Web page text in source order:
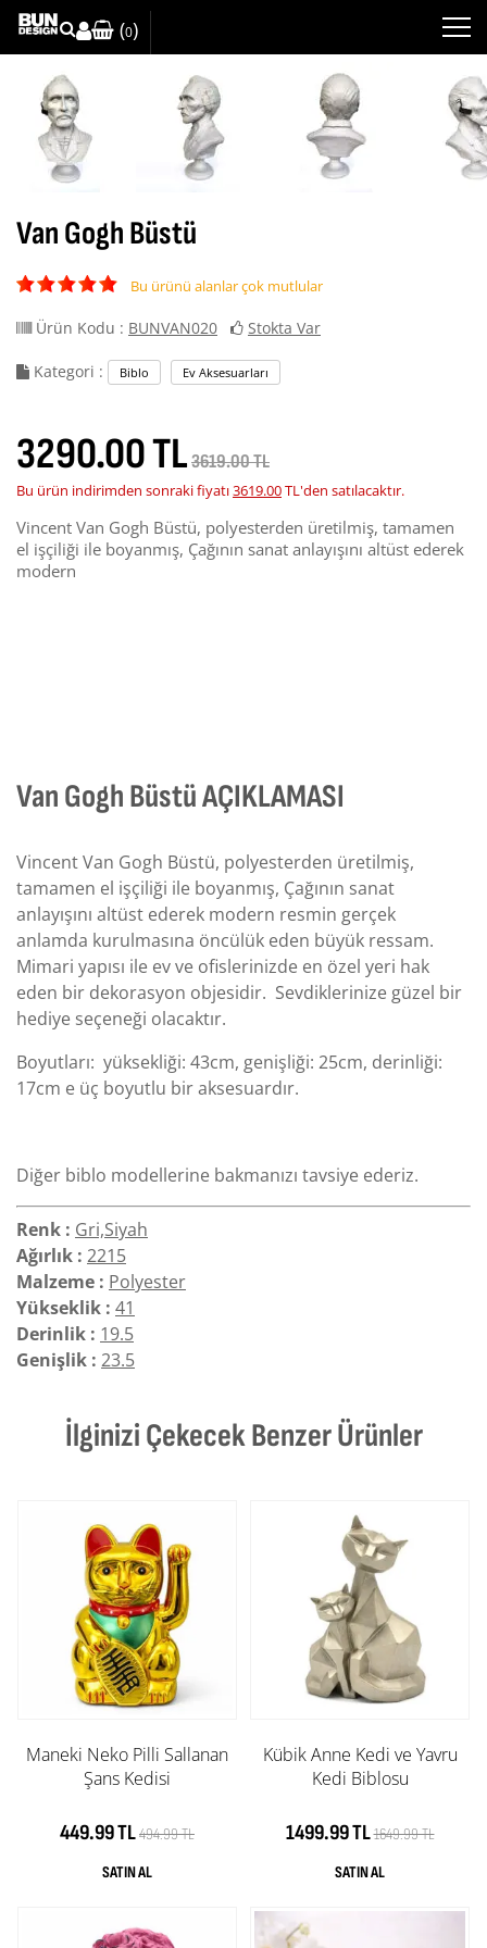
(0)
Van Gogh Büstü
Bu ürünü alanlar çok mutlular
Ürün Kodu : BUNVAN020 Stokta Var
Kategori : Biblo Ev Aksesuarları
3290.00 TL3619.00 TL
Bu ürün indirimden sonraki fiyatı3619.00TL'den satılacaktır.
Vincent Van Gogh Büstü, polyesterden üretilmiş, tamamen
el işçiliği ile boyanmış, Çağının sanat anlayışını altüst ederek
modern
Van Gogh Büstü AÇIKLAMASI
Vincent Van Gogh Büstü, polyesterden üretilmiş,
tamamen el işçiliği ile boyanmış, Çağının sanat
anlayışını altüst ederek modern resmin gerçek
anlamda kurulmasına öncülük eden büyük ressam.
Mimari yapısı ile ev ve ofislerinizde en özel yeri hak
eden bir dekorasyon objesidir. Sevdiklerinize güzel bir
hediye seçeneği olacaktır.
Boyutları: yüksekliği: 43cm, genişliği: 25cm, derinliği:
17cm e üç boyutlu bir aksesuardır.
Diğer biblo modellerine bakmanızı tavsiye ederiz.
Renk : Gri,Siyah
Ağırlık : 2215
Malzeme : Polyester
Yükseklik : 41
Derinlik : 19.5
Genişlik : 23.5
İlginizi Çekecek Benzer Ürünler
Maneki Neko Pilli Sallanan
Şans Kedisi
449.99 TL494.99 TL
Kübik Anne Kedi ve Yavru
Kedi Biblosu
1499.99 TL1649.99 TL